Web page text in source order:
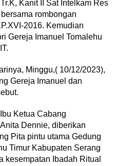
Kanit II Sat Intelkam Res
rombongan
2016. Kemudian
Gereja Imanuel Tomalehu
Minggu,( 10/12/2023),
Gereja Imanuel dan
Ketua Cabang
Dennie, diberikan
Pita pintu utama Gedung
Timur Kabupaten Serang
kesempatan Ibadah Ritual